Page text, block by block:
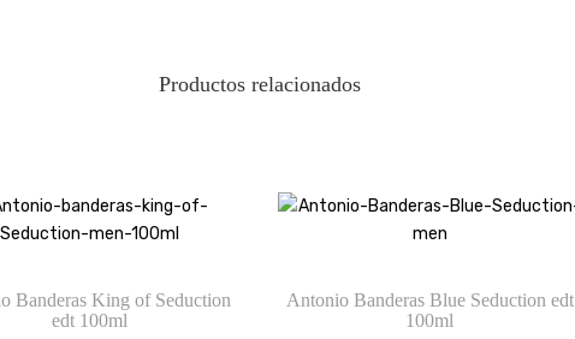
Productos relacionados
Banderas King of Seduction
edt 100ml
Antonio Banderas Blue Seduction edt
100ml